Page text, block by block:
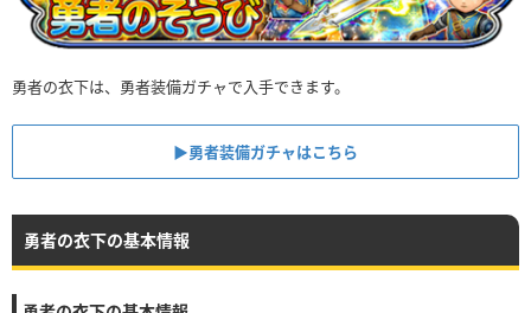
勇者の衣下は、勇者装備ガチャで入手できます。
▶︎勇者装備ガチャはこちら
勇者の衣下の基本情報